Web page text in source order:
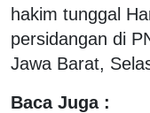
hakim tunggal
persidangan di
Jawa Barat,
Baca Juga :